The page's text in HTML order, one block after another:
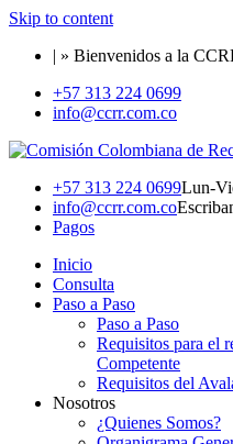
Skip to content
| » Bienvenidos a la
+57 313 224 0699
info@ccrr.com.co
+57 313 224 0699Lun-
info@ccrr.com.co
Pagos
Inicio
Consulta
Paso a Paso
Paso a Paso
Requisitos para el
Competente
Requisitos del
Nosotros
¿Quienes Somos?